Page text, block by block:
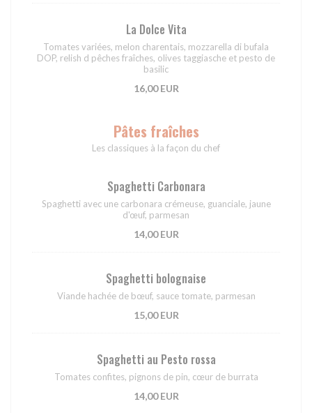
La Dolce Vita
Tomates variées, melon charentais, mozzarella di bufala
DOP, relish d pêches fraîches, olives taggiasche et pesto de
basilic
16,00 EUR
Pâtes fraîches
Les classiques à la façon du chef
Spaghetti Carbonara
Spaghetti avec une carbonara crémeuse, guanciale, jaune
d'œuf, parmesan
14,00 EUR
Spaghetti bolognaise
Viande hachée de bœuf, sauce tomate, parmesan
15,00 EUR
Spaghetti au Pesto rossa
Tomates confites, pignons de pin, cœur de burrata
14,00 EUR